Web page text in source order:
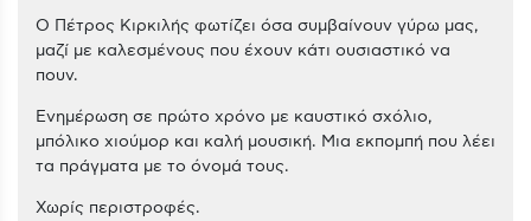
O Πέτρος Κιρκιλής φωτίζει όσα συμβαίνουν γύρω μας,
μαζί με καλεσμένους που έχουν κάτι ουσιαστικό να
πουν.
Ενημέρωση σε πρώτο χρόνο με καυστικό σχόλιο,
μπόλικο χιούμορ και καλή μουσική. Μια εκπομπή που λέει
τα πράγματα με το όνομά τους.
Χωρίς περιστροφές.